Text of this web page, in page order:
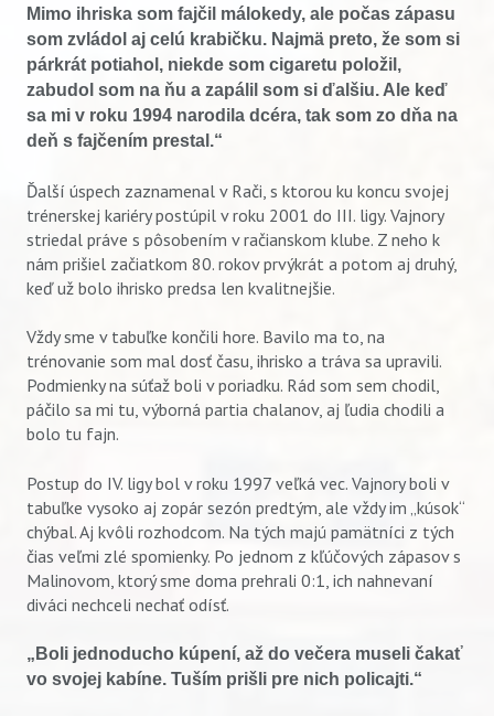
Mimo ihriska som fajčil málokedy, ale počas zápasu
som zvládol aj celú krabičku. Najmä preto, že som si
párkrát potiahol, niekde som cigaretu položil,
zabudol som na ňu a zapálil som si ďalšiu. Ale keď
sa mi v roku 1994 narodila dcéra, tak som zo dňa na
deň s fajčením prestal.“
Ďalší úspech zaznamenal v Rači, s ktorou ku koncu svojej
trénerskej kariéry postúpil v roku 2001 do III. ligy. Vajnory
striedal práve s pôsobením v račianskom klube. Z neho k
nám prišiel začiatkom 80. rokov prvýkrát a potom aj druhý,
keď už bolo ihrisko predsa len kvalitnejšie.
Vždy sme v tabuľke končili hore. Bavilo ma to, na
trénovanie som mal dosť času, ihrisko a tráva sa upravili.
Podmienky na súťaž boli v poriadku. Rád som sem chodil,
páčilo sa mi tu, výborná partia chalanov, aj ľudia chodili a
bolo tu fajn.
Postup do IV. ligy bol v roku 1997 veľká vec. Vajnory boli v
tabuľke vysoko aj zopár sezón predtým, ale vždy im „kúsok“
chýbal. Aj kvôli rozhodcom. Na tých majú pamätníci z tých
čias veľmi zlé spomienky. Po jednom z kľúčových zápasov s
Malinovom, ktorý sme doma prehrali 0:1, ich nahnevaní
diváci nechceli nechať odísť.
„Boli jednoducho kúpení, až do večera museli čakať
vo svojej kabíne. Tuším prišli pre nich policajti.“